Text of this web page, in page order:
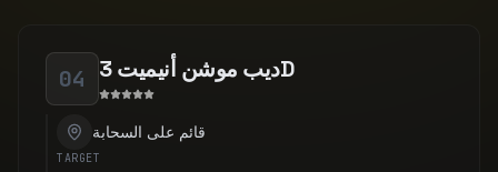
04 ديب موشن أنيميت 3D
قائم على السحابة
TARGET